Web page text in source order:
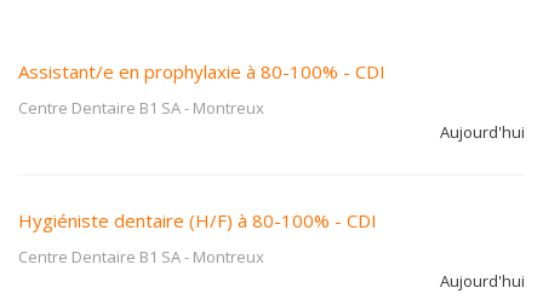
Assistant/e en prophylaxie à 80-100% - CDI
Centre Dentaire B1 SA- Montreux
Aujourd'hui
Hygiéniste dentaire (H/F) à 80-100% - CDI
Centre Dentaire B1 SA- Montreux
Aujourd'hui